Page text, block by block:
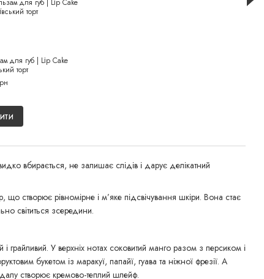
для губ | Lір Cake
торт
вбирається, не залишає слідів і дарує делікатний
створює рівномірне і м’яке підсвічування шкіри. Вона стає
світиться зсередини.
грайливий. У верхніх нотах соковитий манго разом з персиком і
букетом із маракуї, папайї, гуава та ніжної фрезії. А
створює кремово-теплий шлейф.